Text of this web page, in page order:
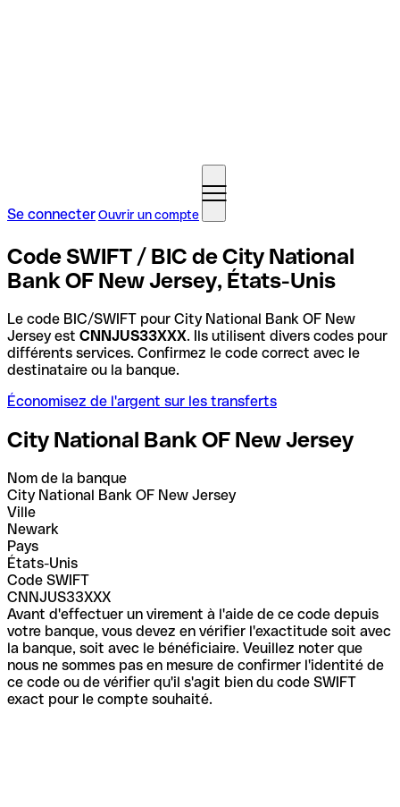
Se connecterOuvrir un compte
Code SWIFT / BIC de City National
Bank OF New Jersey, États-Unis
Le code BIC/SWIFT pour City National Bank OF New
Jersey est CNNJUS33XXX. Ils utilisent divers codes pour
différents services. Confirmez le code correct avec le
destinataire ou la banque.
Économisez de l'argent sur les transferts
City National Bank OF New Jersey
Nom de la banque
City National Bank OF New Jersey
Ville
Newark
Pays
États-Unis
Code SWIFT
CNNJUS33XXX
Avant d'effectuer un virement à l'aide de ce code depuis
votre banque, vous devez en vérifier l'exactitude soit avec
la banque, soit avec le bénéficiaire. Veuillez noter que
nous ne sommes pas en mesure de confirmer l'identité de
ce code ou de vérifier qu'il s'agit bien du code SWIFT
exact pour le compte souhaité.